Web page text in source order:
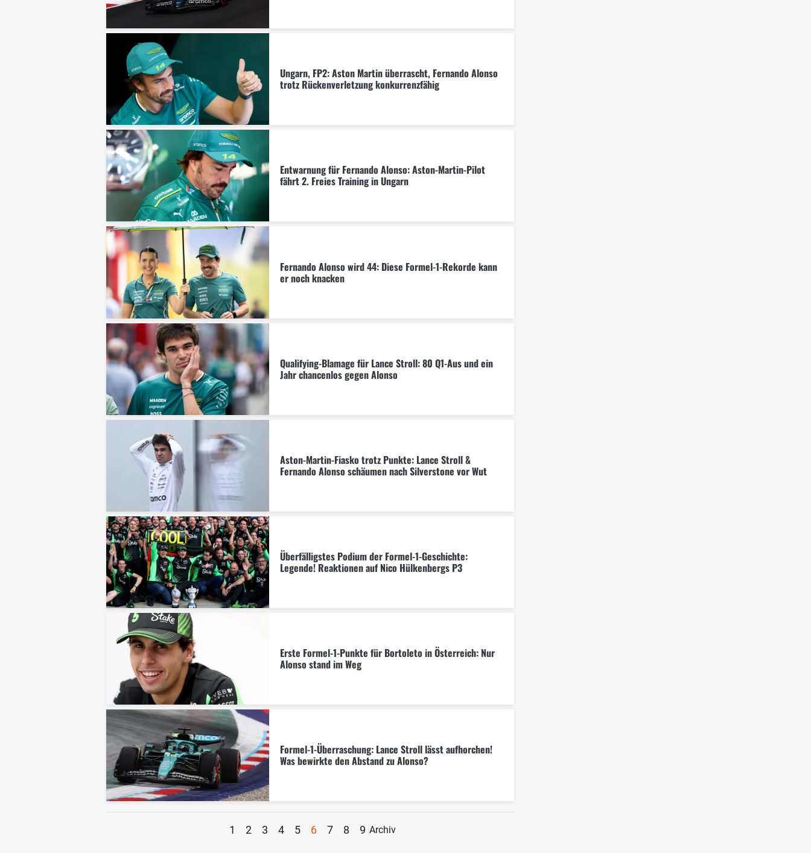
Ungarn, FP2: Aston Martin überrascht, Fernando Alonso
trotz Rückenverletzung konkurrenzfähig
Entwarnung für Fernando Alonso: Aston-Martin-Pilot
fährt 2. Freies Training in Ungarn
Fernando Alonso wird 44: Diese Formel-1-Rekorde kann
er noch knacken
Qualifying-Blamage für Lance Stroll: 80 Q1-Aus und ein
Jahr chancenlos gegen Alonso
Aston-Martin-Fiasko trotz Punkte: Lance Stroll &
Fernando Alonso schäumen nach Silverstone vor Wut
Überfälligstes Podium der Formel-1-Geschichte:
Legende! Reaktionen auf Nico Hülkenbergs P3
Erste Formel-1-Punkte für Bortoleto in Österreich: Nur
Alonso stand im Weg
Formel-1-Überraschung: Lance Stroll lässt aufhorchen!
Was bewirkte den Abstand zu Alonso?
1 2 3 4 5 6 7 8 9 Archiv